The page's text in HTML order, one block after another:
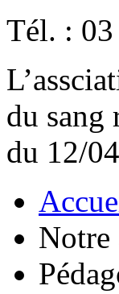
Tél. :
du sang
du 12/04
Notre